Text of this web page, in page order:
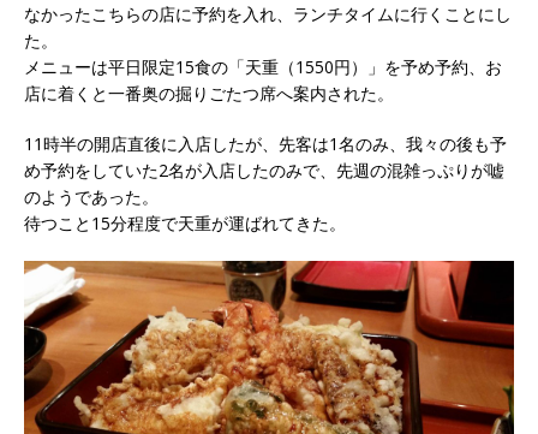
なかったこちらの店に予約を入れ、ランチタイムに行くことにし
た。
メニューは平日限定15食の「天重（1550円）」を予め予約、お
店に着くと一番奥の掘りごたつ席へ案内された。
11時半の開店直後に入店したが、先客は1名のみ、我々の後も予
め予約をしていた2名が入店したのみで、先週の混雑っぷりが嘘
のようであった。
待つこと15分程度で天重が運ばれてきた。